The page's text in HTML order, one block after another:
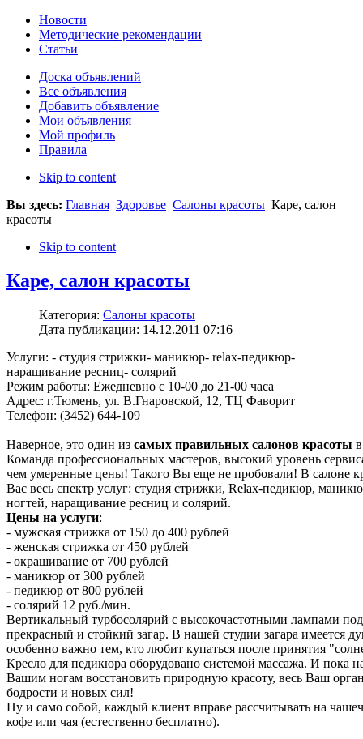
Новости
Методические рекомендации
Статьи
Доска объявлений
Все объявления
Добавить объявление
Мои объявления
Мой профиль
Правила
Skip to content
Вы здесь: Главная Здоровье Салоны красоты Каре, салон
красоты
Skip to content
Каре, салон красоты
Категория: Салоны красоты
Дата публикации: 14.12.2011 07:16
Услуги: - студия стрижки- маникюр- relax-педикюр-
наращивание ресниц- солярий
Режим работы: Ежедневно с 10-00 до 21-00 часа
Адрес: г.Тюмень, ул. В.Гнаровской, 12, ТЦ Фаворит
Телефон: (3452) 644-109
Наверное, это один из самых правильных салонов красоты
Команда профессиональных мастеров, высокий уровень
чем умеренные цены! Такого Вы еще не пробовали! В салоне
Вас весь спектр услуг: студия стрижки, Relax-педикюр,
ногтей, наращивание ресниц и солярий.
Цены на услуги:
- мужская стрижка от 150 до 400 рублей
- женская стрижка от 450 рублей
- окрашивание от 700 рублей
- маникюр от 300 рублей
- педикюр от 800 рублей
- солярий 12 руб./мин.
Вертикальный турбосолярий с высокочастотными лампами
прекрасный и стойкий загар. В нашей студии загара имеется
особенно важно тем, кто любит купаться после принятия
Кресло для педикюра оборудовано системой массажа. И пока
Вашим ногам восстановить природную красоту, весь Ваш
бодрости и новых сил!
Ну и само собой, каждый клиент вправе рассчитывать на
кофе или чая (естественно бесплатно).